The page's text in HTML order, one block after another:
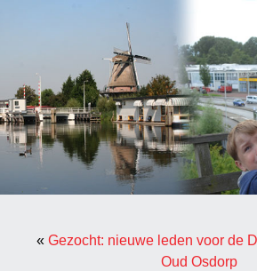
« Gezocht: nieuwe leden voor de
Oud Osdorp